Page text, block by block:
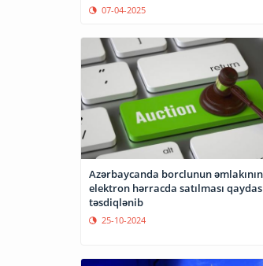
07-04-2025
Azərbaycanda borclunun əmlakının
elektron hərracda satılması
təsdiqlənib
25-10-2024